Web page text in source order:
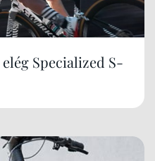
Specialized S-